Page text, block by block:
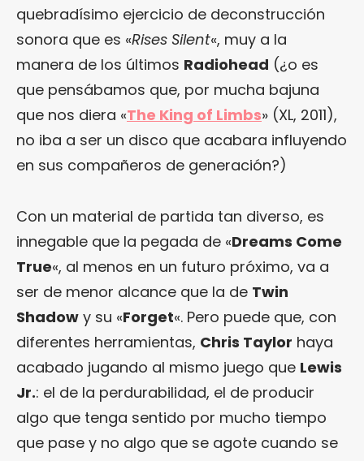
quebradísimo ejercicio de deconstrucción
sonora que es «Rises Silent«, muy a la
manera de los últimos Radiohead (¿o es
que pensábamos que, por mucha bajuna
que nos diera «The King of Limbs» (XL, 2011),
no iba a ser un disco que acabara influyendo
en sus compañeros de generación?)
Con un material de partida tan diverso, es
innegable que la pegada de «Dreams Come
True«, al menos en un futuro próximo, va a
ser de menor alcance que la de Twin
Shadow y su «Forget«. Pero puede que, con
diferentes herramientas, Chris Taylor haya
acabado jugando al mismo juego que Lewis
Jr.: el de la perdurabilidad, el de producir
algo que tenga sentido por mucho tiempo
que pase y no algo que se agote cuando se